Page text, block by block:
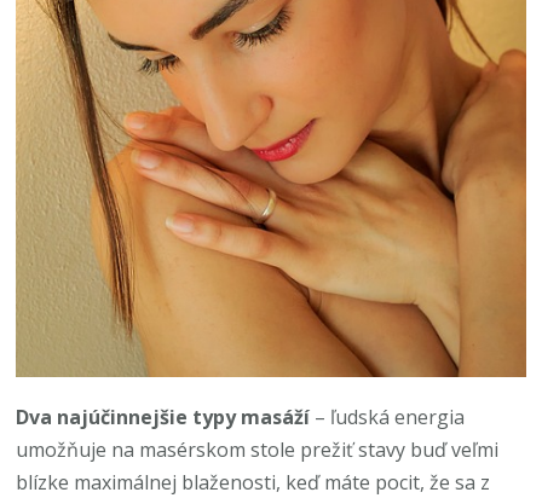
Dva najúčinnejšie typy masáží – ľudská energia
umožňuje na masérskom stole prežiť stavy buď veľmi
blízke maximálnej blaženosti, keď máte pocit, že sa z